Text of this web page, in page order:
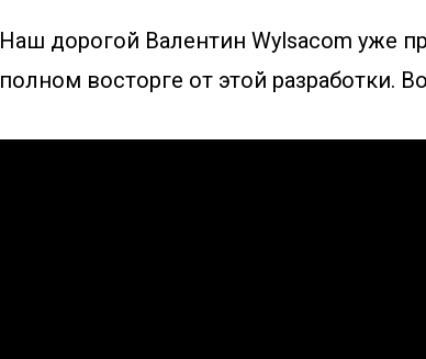
Наш дорогой Валентин Wylsacom уже
полном восторге от этой разработки.